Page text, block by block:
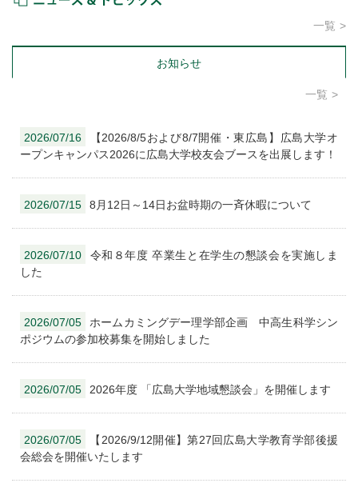
一覧
お知らせ
一覧
2026/07/16
【2026/8/5および8/7開催・東広島】広島大学オ
ープンキャンパス2026に広島大学校友会ブースを出展します！
2026/07/15 8月12日～14日お盆時期の一斉休暇について
2026/07/10
令和８年度 卒業生と在学生の懇談会を実施しま
した
2026/07/05
ホームカミングデー理学部企画 中高生科学シン
ポジウムの参加校募集を開始しました
2026/07/05 2026年度 「広島大学地域懇談会」を開催します
2026/07/05
【2026/9/12開催】第27回広島大学教育学部後援
会総会を開催いたします